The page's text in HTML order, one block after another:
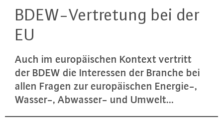
BDEW-Ver­tre­tung bei der
EU
Auch im eu­ro­päi­schen Kontext vertritt
der BDEW die In­ter­es­sen der Branche bei
allen Fragen zur eu­ro­päi­schen Energie-,
Wasser-, Abwasser- und Umwelt…